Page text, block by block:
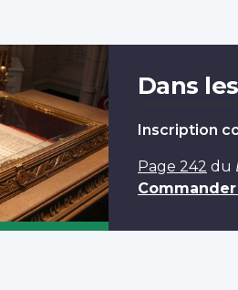
Dans
Inscription
Page 242 du